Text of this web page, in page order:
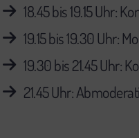
18.45 bis 19.15 Uhr:
19.15 bis 19.30 Uhr:
19.30 bis 21.45 Uhr:
21.45 Uhr: